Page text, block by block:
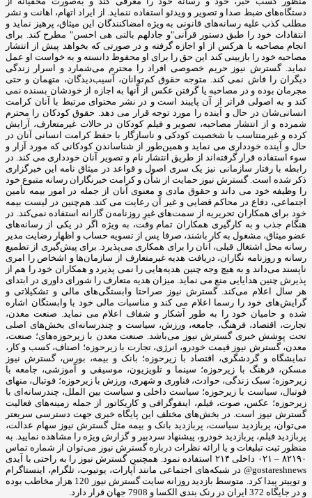
دستگاه‌های ضبط صدا و تصویر و ویدئو استفاده ننماید. از ایراد اتهام، اهانت و نشر
مطلب کذب علیه رسانه‌های قانونی به ‌ویژه امضاکنندگان این میثاق، پرهیز نماید و
انتقادات‌ خود را طبق دستور قرآنی"و جادلهم بالتی هی احسن" مطرح کند. برای
انجام مصاحبه با هرکس از او اجازه گرفته و در صورتی که بخواهد پیش از انتشار
مصاحبه خود را بازبینی کند این حق را برای او محفوظ دانسته و به خواست او عمل
نماید. گسترش نیوز حریم خصوصی افراد را محترم می‌شمارد و اسرار زندگی
دیگران را فاش نمی کند. متوجه حقوق کم‌توانان، آسیب‌دیدگان، متهمان و حتی
مجرمان بوده و در مصاحبه یا گرفتن عکس از آنها به اجازه از خودشان بسنده نمی
کند و به اصولی فراتر از آن پایبند است و در نشر محتوای مرتبط با آنان کرامت
انسانی‌شان در حال و آینده را مورد توجه قرار می دهد. حقوق کودکان را محترم
شمرده و از انتشار مصاحبه، تصویر و فیلم کودکان در حالات غیرمتعارف، آرایش
کرده و غیرمنتاسب با شخصیت کودکی و ناسازگار با حفظ کرامت انسانی آنان در
حال و آینده خودداری می نماید و همین‌طور از شناساندن کودکانی که مورد آزار و
سوء استفاده قرار گرفته‌اند از طریق انتشار نام و تصویر آنان خودداری می کند. در
رابطه با رفتار سازمانی نیز یک سری اصول و قواعد در میثاق نامه این خبرگزاری
ذکر شده است. گسترش نیوز حمایت از شأن و کرامت خبرنگاران رسانه متبوع خود
را وظیفه خود می داند و حقوق مادی و معنوی آنان از جمله در امور بیمه تأمین
اجتماعی، دفاع در محاکم قضایی و غیر آن رعایت می کند. هم‌چنین در لیست بیمه
خود برای همکاران تحریریه از سمت‌های غیرِ روزنامه‌ن گارانه استفاده نمی‌کند. در
هنگام جذب و به کارگیری همکاران تمام وقت، به ‌ویژه اگر در یکی از رسانه‌های
عضو میثاق، مشغول به کار باشند، صرفا پس از تسویه‌ حساب و اظهار رضایت مدیر
رسانه محل اشتغال قبلی، آنان را برای همکاری می‌پذیرد. برای پیش‌گیری از تطمیع
رسانه و روزنامه ‌نگاران، دریافت هدیه غیرمتعارف از سازمان‌ها و اشخاص را امری
ناپسند می‌داند و به ‌هیچ ‌وجه چنین هدیه‌هایی را نمی پذیرد و همکاران خود را هم از
پذیرش چنین هدایایی منع می نماید. میزان هدیه متعارف را شورای داوری در ابتدای
هر سال اعلام می‌کند. گسترش نیوز صراحتا وابستگی‌های مالی و تشکیلاتی و
گرایش‌های خود را رسما اعلام می کند و مناسبات مالی خود با وابستگان اشاره
شده و حامیان خود را به ‌طور آشکار و شفاف اعلام می نماید. صنعت معدن،
تجارت، اقتصاد، فرهنگ، جامعه، ورزش، سیاست و چندرسانه‌ای بخش‌های اصلی
تحت پوشش خبری گسترش نیوز می‌باشد. صنعت معدن با زیرحوزه‌های؛ صنعت،
معدن، گسترش نیوز قیمت خودرو، انرژی، تجارت با زیرحوزه؛ اصناف، کسب و کار،
نمایشگاه و گردشگری، اقتصاد با زیرحوزه؛ بانک و بیمه، بورس، گسترش نیوز
مسکن، فرهنگ با زیرحوزه؛ سینما و تلویزیون، موسیقی و آموزشی، جامعه با
زیرحوزه؛ سبک زندگی، حوادث، فناوری و شهری، ورزش با زیرحوزه؛ فوتبال، منهای
فوتبال، سیاست با زیرحوزه؛ سیاست داخلی و سیاست بین الملل، چندرسانه‌ای با
زیرحوزه؛ عکس، صوت، فیلم، اینفوگرافی و کاریکاتور از جمله زمینه‌های فعالیت
گسترش نیوز است. در بخش‌های مختلف این پایگاه خبری جهت دسترسی سریعتر
می‌توان، پربازدید سیاست، پربازدید بانک و بیمه مثل گسترش نیوز سهام عدالت،
پربازدید فیلم، پربازدید خودرو، پیشنهاد سردبیر و گزارش ویژه را مشاهده نمایید. به
منظور ثبت تبلیغات و یا ارائه نظرات درباره گسترش نیوز می‌توان از شماره تماس
۸۲۱۹۰ – ۰۲۱ داخلی ۲۱۴ استفاده نمود. همچنین گسترش نیوز را به راحتی با آیدی
gostareshnews@ در شبکه‌های اجتماعی مانند آپارات، یوتیوب، تلگرام، اینستاگرام
و توییتر پیدا کرد. متوسط بازدید روزانه سایت گسترش نیوز 120 هزار مخاطب بوده
و در جایگاه 372 ایران در رنک بندی الکسا و 7908 جهان قرار دارد.